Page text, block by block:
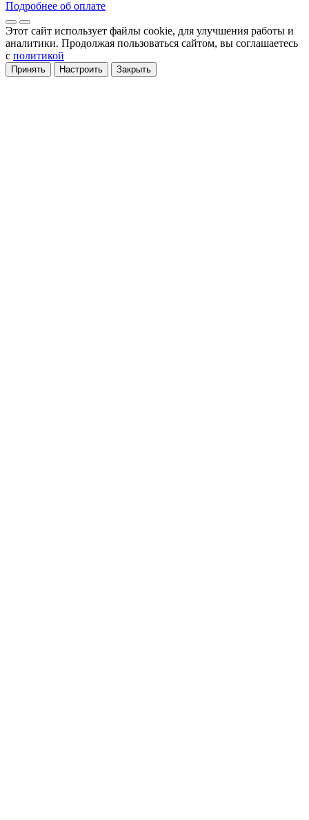
Подробнее об оплате
Этот сайт использует файлы cookie, для улучшения работы и
аналитики. Продолжая пользоваться сайтом, вы соглашаетесь
с политикой
Принять Настроить Закрыть